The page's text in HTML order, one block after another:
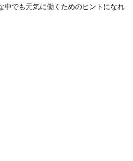
中でも元気に働くためのヒントになれ